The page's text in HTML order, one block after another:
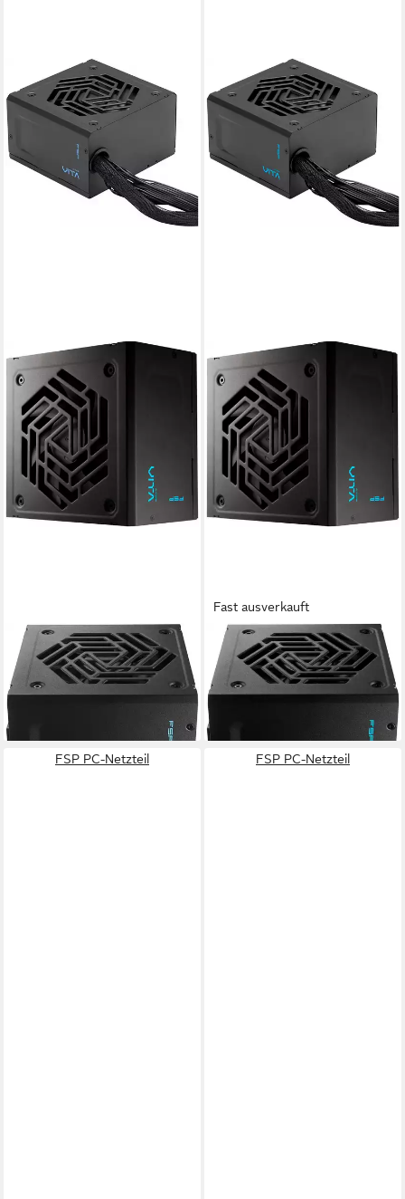
FORTRON
VITA BD 850W Netzteil ATX
ATX3.1 Schwarz Netzteil
lieferbar - in 4-5 Werktagen bei dir
Fast ausverkauft
FORTRON
VITA BD 750W Netzteil ATX
ATX3.1 Schwarz Netzteil
lieferbar - in 4-5 Werktagen bei dir
FSP PC-Netzteil FSP PC-Netzteil